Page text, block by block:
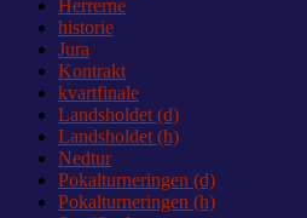
Herrerne
historie
Jura
Kontrakt
kvartfinale
Landsholdet (d)
Landsholdet (h)
Nedtur
Pokalturneringen (d)
Pokalturneringen (h)